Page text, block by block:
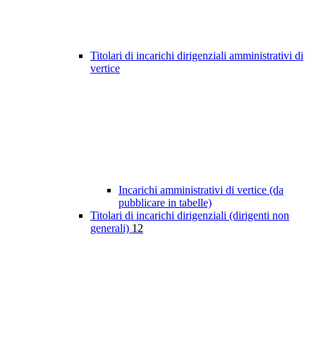
Titolari di incarichi dirigenziali amministrativi di
vertice
Incarichi amministrativi di vertice (da
pubblicare in tabelle)
Titolari di incarichi dirigenziali (dirigenti non
generali) 12